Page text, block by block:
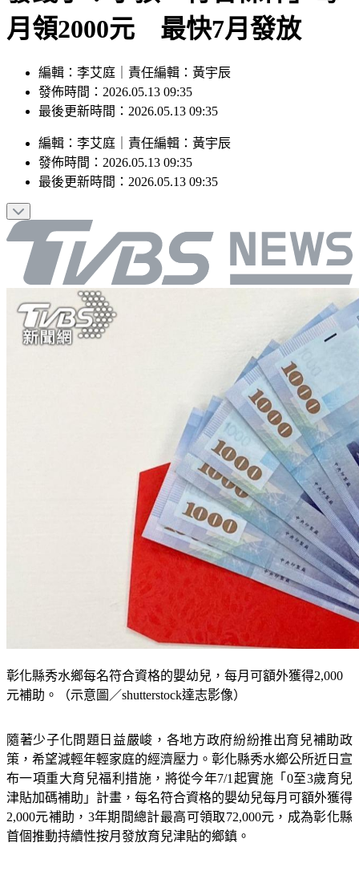
發錢了！小孩「符合條件」每
月領2000元 最快7月發放
編輯：李艾庭｜責任編輯：黃宇辰
發佈時間：2026.05.13 09:35
編輯：李艾庭｜責任編輯：
發佈時間：2026.05.13 09:35
彰化縣秀水鄉每名符合資格的嬰幼兒，每月可額外獲得2,000
隨著少子化問題日益嚴峻，各地方政府紛紛推出育兒補助政
策，希望減輕年輕家庭的經濟壓力。彰化縣秀水鄉公所近日宣
布一項重大育兒福利措施，將從今年7/1起實施「0至3歲育兒
津貼加碼補助」計畫，每名符合資格的嬰幼兒每月可額外獲得
2,000元補助，3年期間總計最高可領取72,000元，成為彰化縣